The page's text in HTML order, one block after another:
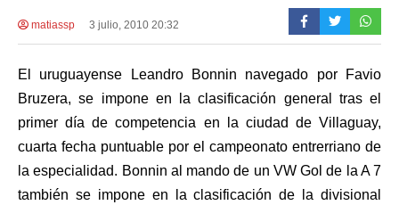
matiassp 3 julio, 2010 20:32
El uruguayense Leandro Bonnin navegado por Favio
Bruzera, se impone en la clasificación general tras el
primer día de competencia en la ciudad de Villaguay,
cuarta fecha puntuable por el campeonato entrerriano de
la especialidad. Bonnin al mando de un VW Gol de la A 7
también se impone en la clasificación de la divisional